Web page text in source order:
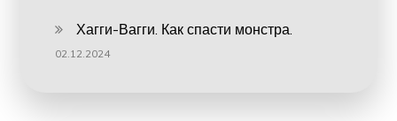
Хагги-Вагги. Как спасти монстра.
02.12.2024